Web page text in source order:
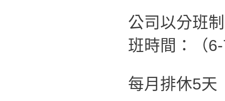
公司以分班
班時間：（
每月排休5天